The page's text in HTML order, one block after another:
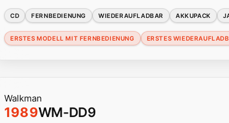
CD FERNBEDIENUNG WIEDERAUFLADBAR AKKUPACK
ERSTES MODELL MIT FERNBEDIENUNG ERSTES
Walkman
1989WM-DD9